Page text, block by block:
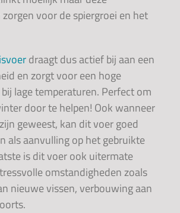
voor de spiergroei en het
draagt dus actief bij aan een
en zorgt voor een hoge
lage temperaturen. Perfect om
door te helpen! Ook wanneer
geweest, kan dit voer goed
als aanvulling op het gebruikte
is dit voer ook uitermate
omstandigheden zoals
nieuwe vissen, verbouwing aan